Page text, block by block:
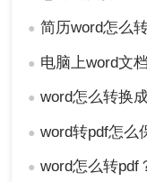
● 简历word怎么转
● 电脑上word文档
● word怎么转换
● word转pdf怎么
● word怎么转pdf